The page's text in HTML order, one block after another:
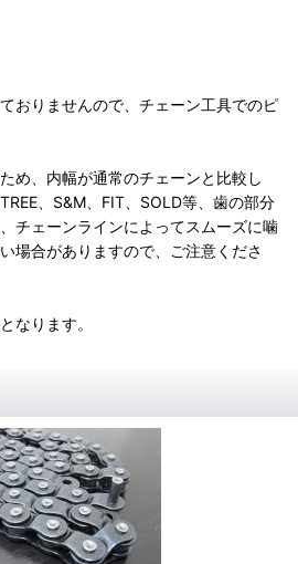
おりませんので、チェーン工具でのピ
め、内幅が通常のチェーンと比較し
、S&M、FIT、SOLD等、歯の部分
チェーンラインによってスムーズに噛
場合がありますので、ご注意くださ
なります。